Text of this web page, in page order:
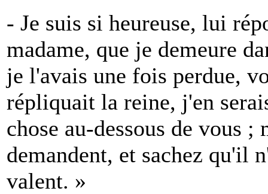
- Je suis si heureuse, lui
madame, que je demeure
je l'avais une fois perdue,
répliquait la reine, j'en
chose au-dessous de vous
demandent, et sachez qu'il
valent. »